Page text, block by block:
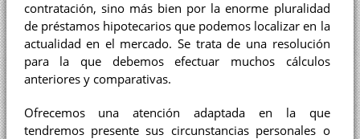
contratación, sino más bien por la enorme pluralidad
de préstamos hipotecarios que podemos localizar en la
actualidad en el mercado. Se trata de una resolución
para la que debemos efectuar muchos cálculos
anteriores y comparativas.
Ofrecemos una atención adaptada en la que
tendremos presente sus circunstancias personales o